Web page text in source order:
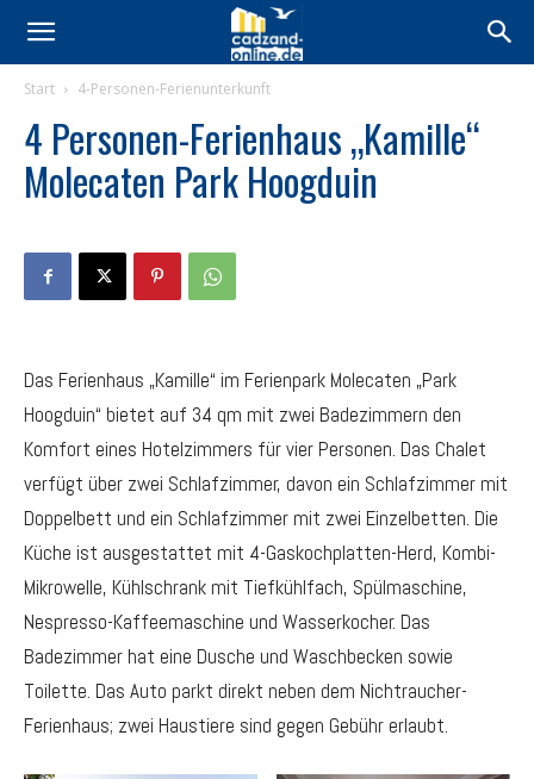
Start 4-Personen-Ferienunterkunft
4 Personen-Ferienhaus „Kamille“
Molecaten Park Hoogduin
Das Ferienhaus „Kamille“ im Ferienpark Molecaten „Park
Hoogduin“ bietet auf 34 qm mit zwei Badezimmern den
Komfort eines Hotelzimmers für vier Personen. Das Chalet
verfügt über zwei Schlafzimmer, davon ein Schlafzimmer mit
Doppelbett und ein Schlafzimmer mit zwei Einzelbetten. Die
Küche ist ausgestattet mit 4-Gaskochplatten-Herd, Kombi-
Mikrowelle, Kühlschrank mit Tiefkühlfach, Spülmaschine,
Nespresso-Kaffeemaschine und Wasserkocher. Das
Badezimmer hat eine Dusche und Waschbecken sowie
Toilette. Das Auto parkt direkt neben dem Nichtraucher-
Ferienhaus; zwei Haustiere sind gegen Gebühr erlaubt.